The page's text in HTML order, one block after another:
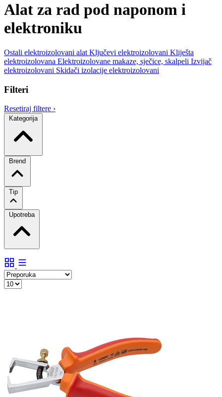
Alat za rad pod naponom i
elektroniku
Ostali elektroizolovani alat Ključevi elektroizolovani Kliješta
elektroizolovana Elektroizolovane makaze, sječice, skalpeli Izvijač
elektroizolovani Skidači izolacije elektroizolovani
Filteri
Resetiraj filtere ›
Kategorija
Brend
Tip
Upotreba